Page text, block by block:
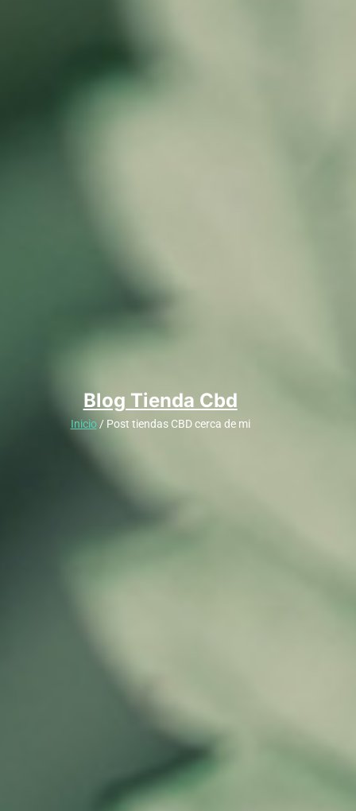
Blog Tienda Cbd
Inicio / Post tiendas CBD cerca de mi